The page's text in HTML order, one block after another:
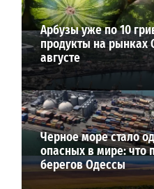
Арбузы уже по 10
продукты на рынках
августе
Черное море стало
опасных в мире: что
берегов Одессы